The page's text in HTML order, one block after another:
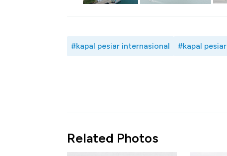
#kapal pesiar internasional #kapal pesiar
Related Photos